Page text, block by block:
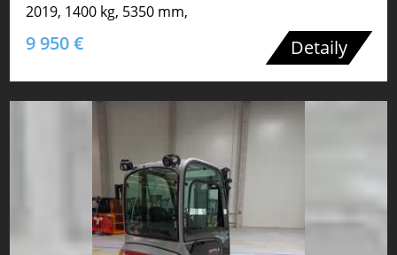
2019, 1400 kg, 5350 mm,
9 950 € Detaily